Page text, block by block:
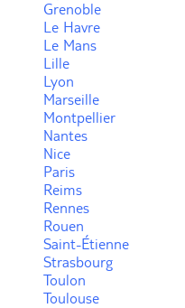
Grenoble
Le Havre
Le Mans
Lille
Lyon
Marseille
Montpellier
Nantes
Nice
Paris
Reims
Rennes
Rouen
Saint-Étienne
Strasbourg
Toulon
Toulouse